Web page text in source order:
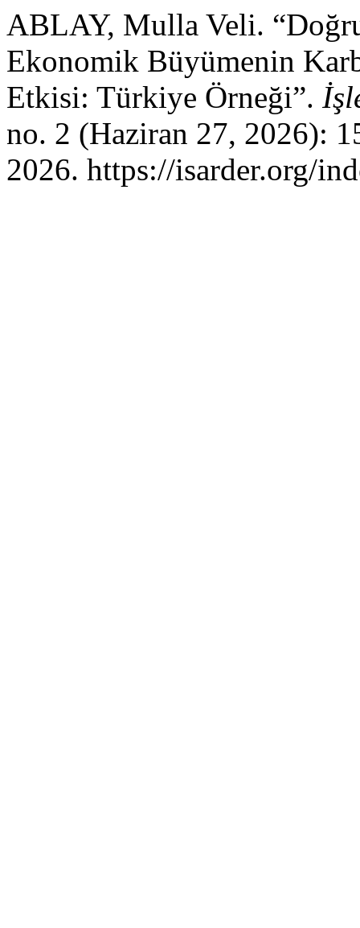
ABLAY, Mulla Veli.
Ekonomik Büyümenin
Etkisi: Türkiye Örneği”.
no. 2 (Haziran 27, 2026):
2026. https://isarder.org/